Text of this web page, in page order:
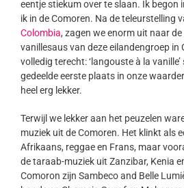
eentje stiekum over te slaan. Ik begon
ik in de Comoren. Na de teleurstelling
Colombia, zagen we enorm uit naar
vanillesaus van deze eilandengroep in
volledig terecht: ‘langouste à la
gedeelde eerste plaats in onze
heel erg lekker.
Terwijl we lekker aan het peuzelen
muziek uit de Comoren. Het klinkt als
Afrikaans, reggae en Frans, maar
de taraab-muziek uit Zanzibar, Kenia
Comoron zijn Sambeco and Belle